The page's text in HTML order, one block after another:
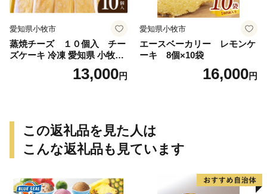
愛知県小牧市
蒸焼チーズ １０個入 チー
ズケーキ 冷凍 愛知県 小牧市
アンプチベアやぐま13,000円
愛知県小牧市
エースベーカリー レモンケ
ーキ 8個×10袋
16,000円
この返礼品を見た人は
こんな返礼品も見ています